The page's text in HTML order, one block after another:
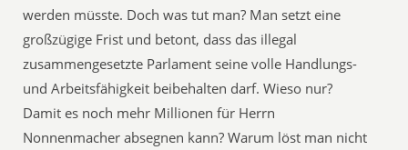
werden müsste. Doch was tut man? Man setzt eine
großzügige Frist und betont, dass das illegal
zusammengesetzte Parlament seine volle Handlungs-
und Arbeitsfähigkeit beibehalten darf. Wieso nur?
Damit es noch mehr Millionen für Herrn
Nonnenmacher absegnen kann? Warum löst man nicht